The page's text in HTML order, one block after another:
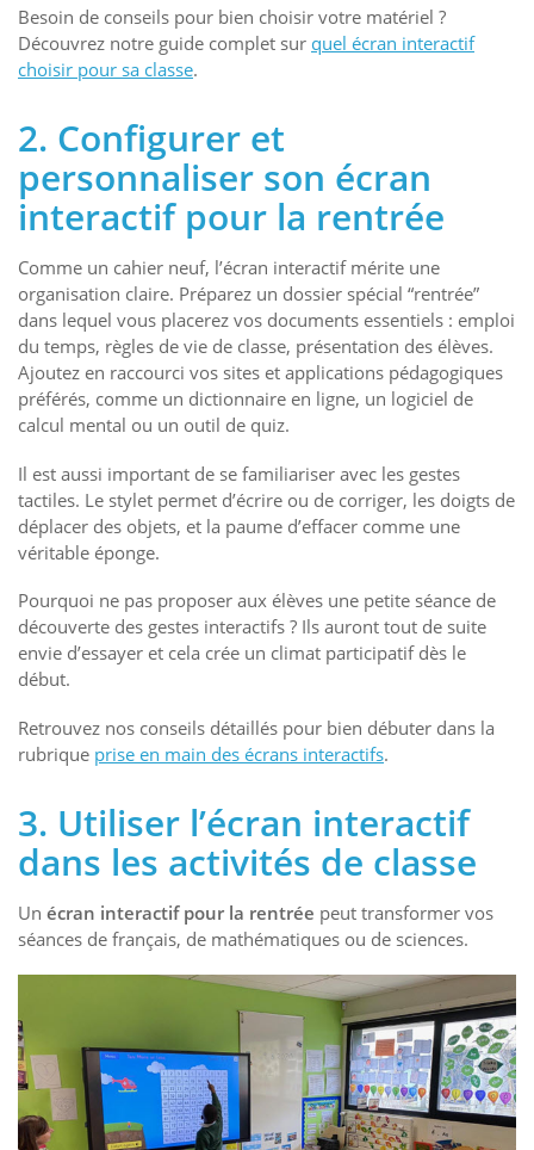
Besoin de conseils pour bien choisir votre matériel ?
Découvrez notre guide complet sur quel écran interactif
choisir pour sa classe.
2. Configurer et
personnaliser son écran
interactif pour la rentrée
Comme un cahier neuf, l’écran interactif mérite une
organisation claire. Préparez un dossier spécial “rentrée”
dans lequel vous placerez vos documents essentiels : emploi
du temps, règles de vie de classe, présentation des élèves.
Ajoutez en raccourci vos sites et applications pédagogiques
préférés, comme un dictionnaire en ligne, un logiciel de
calcul mental ou un outil de quiz.
Il est aussi important de se familiariser avec les gestes
tactiles. Le stylet permet d’écrire ou de corriger, les doigts de
déplacer des objets, et la paume d’effacer comme une
véritable éponge.
Pourquoi ne pas proposer aux élèves une petite séance de
découverte des gestes interactifs ? Ils auront tout de suite
envie d’essayer et cela crée un climat participatif dès le
début.
Retrouvez nos conseils détaillés pour bien débuter dans la
rubrique prise en main des écrans interactifs.
3. Utiliser l’écran interactif
dans les activités de classe
Un écran interactif pour la rentrée peut transformer vos
séances de français, de mathématiques ou de sciences.